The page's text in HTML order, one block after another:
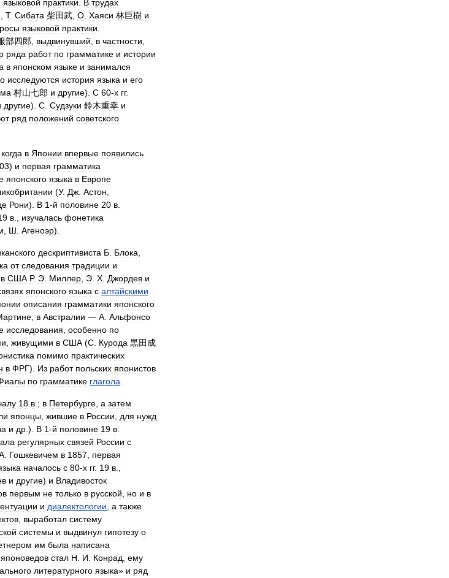
языковой практики В трудах
Т. Сибата 柴田武 О Хаяси 林巨樹 и
языковой практики
部四郎 выдвинувший в частности
ряда работ по грамматике и истории
в японском языке и занимался
исследуются история языка и его
村山七郎 и другие). С 60‑х гг.
другие). С Судзуки 鈴木重幸 и
ряд положений советского
когда в Японии впервые появились
) и первая грамматика
японского языка в Европе
(У. Дж Астон
Рони). В 1‑й половине 20 в
в изучалась фонетика
Ш Агеноэр).
дескриптивиста Б Блока
от следования традиции и
в США Р. Э Миллер Э Х Джордев и
японского языка с алтайскими
описания грамматики японского
в Австралии — А Альфонсо
исследования особенно по
живущими в США (С Курода 黒田成
помимо практических
в ФРГ). Из работ польских японистов
по грамматике глагола
18 в .; в Петербурге а затем
японцы жившие в России для нужд
и др .). В 1‑й половине 19 в
регулярных связей России с
Гошкевичем в 1857
первая
началось с 80‑х гг. 19 в
и другие) и Владивосток
первым не только в русской но и в
и диалектологии а также
выработал систему
системы и выдвинул гипотезу о
им была написана
японоведов стал Н И Конрад ему
литературного языка» и ряд